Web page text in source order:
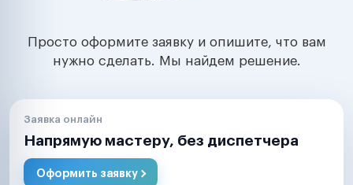
Просто оформите заявку и опишите, что вам
нужно сделать. Мы найдем решение.
Заявка онлайн
Напрямую мастеру, без диспетчера
Оформить заявку